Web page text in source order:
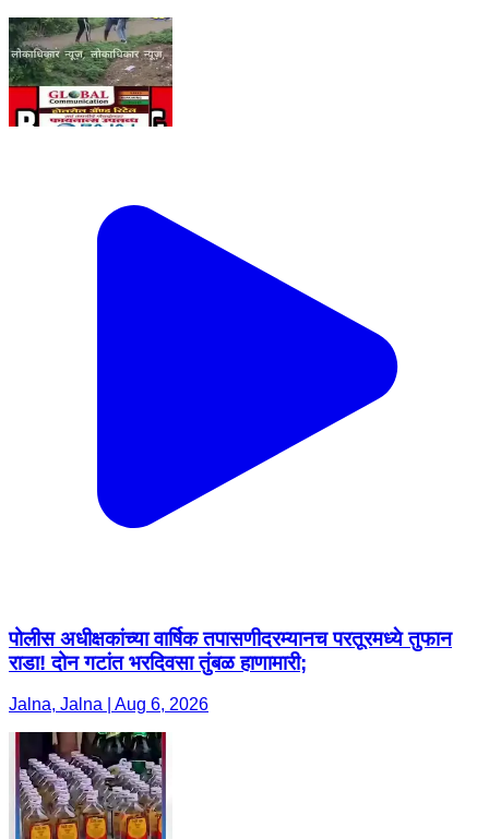
पोलीस अधीक्षकांच्या वार्षिक तपासणीदरम्यानच परतूरमध्ये तुफान
राडा! दोन गटांत भरदिवसा तुंबळ हाणामारी;
Jalna, Jalna | Aug 6, 2026